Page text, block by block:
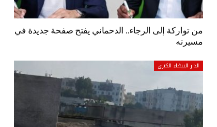
من تواركة إلى الرجاء.. الدحماني يفتح صفحة جديدة في
مسيرته
الدار البيضاء الكبرى